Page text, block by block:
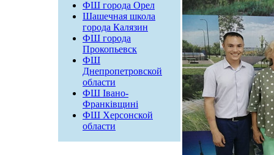
ФШ города Орел
Шашечная школа
города Калязин
ФШ города
Прокопьевск
ФШ
Днепропетровской
области
ФШ Івано-
Франківщині
ФШ Херсонской
области